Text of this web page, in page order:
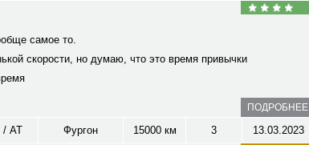
самое то.
скорости, но думаю, что это время привычки
ПОДРОБНЕЕ
/ AT Фургон 15000 км 3 13.03.2023